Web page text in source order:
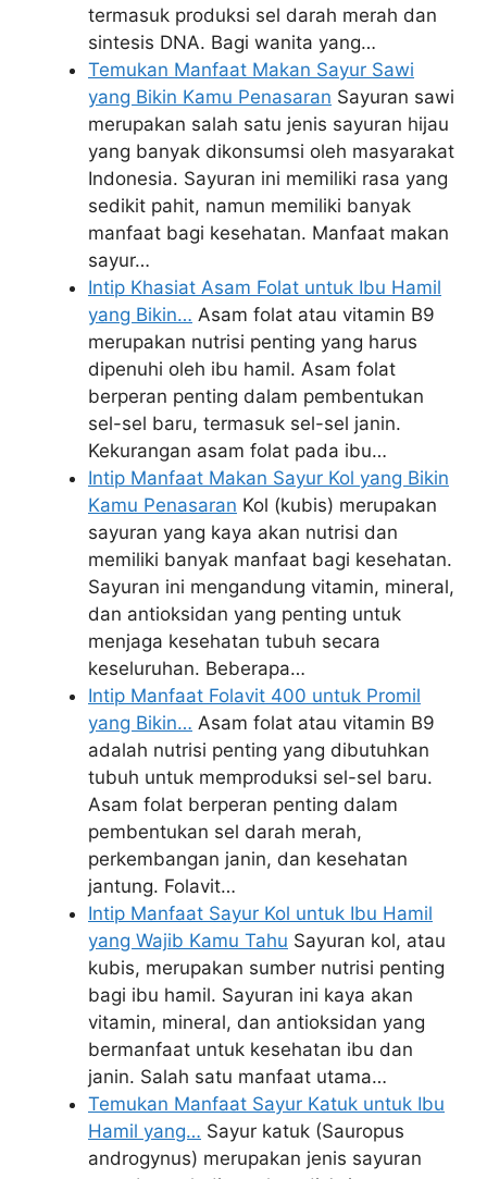
termasuk produksi sel darah merah dan
sintesis DNA. Bagi wanita yang…
Temukan Manfaat Makan Sayur Sawi
yang Bikin Kamu Penasaran Sayuran sawi
merupakan salah satu jenis sayuran hijau
yang banyak dikonsumsi oleh masyarakat
Indonesia. Sayuran ini memiliki rasa yang
sedikit pahit, namun memiliki banyak
manfaat bagi kesehatan. Manfaat makan
sayur…
Intip Khasiat Asam Folat untuk Ibu Hamil
yang Bikin… Asam folat atau vitamin B9
merupakan nutrisi penting yang harus
dipenuhi oleh ibu hamil. Asam folat
berperan penting dalam pembentukan
sel-sel baru, termasuk sel-sel janin.
Kekurangan asam folat pada ibu…
Intip Manfaat Makan Sayur Kol yang Bikin
Kamu Penasaran Kol (kubis) merupakan
sayuran yang kaya akan nutrisi dan
memiliki banyak manfaat bagi kesehatan.
Sayuran ini mengandung vitamin, mineral,
dan antioksidan yang penting untuk
menjaga kesehatan tubuh secara
keseluruhan. Beberapa…
Intip Manfaat Folavit 400 untuk Promil
yang Bikin… Asam folat atau vitamin B9
adalah nutrisi penting yang dibutuhkan
tubuh untuk memproduksi sel-sel baru.
Asam folat berperan penting dalam
pembentukan sel darah merah,
perkembangan janin, dan kesehatan
jantung. Folavit…
Intip Manfaat Sayur Kol untuk Ibu Hamil
yang Wajib Kamu Tahu Sayuran kol, atau
kubis, merupakan sumber nutrisi penting
bagi ibu hamil. Sayuran ini kaya akan
vitamin, mineral, dan antioksidan yang
bermanfaat untuk kesehatan ibu dan
janin. Salah satu manfaat utama…
Temukan Manfaat Sayur Katuk untuk Ibu
Hamil yang… Sayur katuk (Sauropus
androgynus) merupakan jenis sayuran